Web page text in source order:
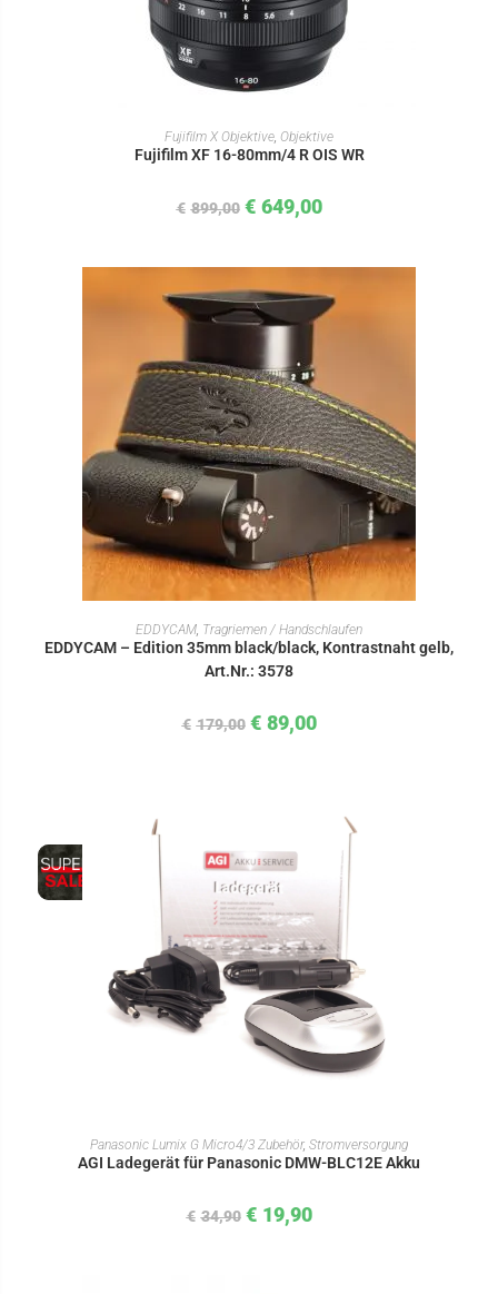
IN DEN WARENKORB
Fujifilm X Objektive, Objektive
Fujifilm XF 16-80mm/4 R OIS WR
€ 899,00 € 649,00
IN DEN WARENKORB
EDDYCAM Tragriemen / Handschlaufen
EDDYCAM – Edition 35mm black/black, Kontrastnaht gelb,
Art.Nr.: 3578
€ 179,00 € 89,00
IN DEN WARENKORB
Panasonic Lumix G Micro4/3 Zubehör, Stromversorgung
AGI Ladegerät für Panasonic DMW-BLC12E Akku
€ 34,90 € 19,90